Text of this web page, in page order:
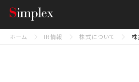
シンプレクス・ホー
ホーム IR情報 株式について 株